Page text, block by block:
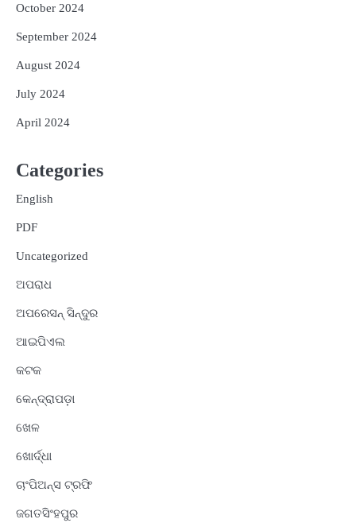
October 2024
September 2024
August 2024
July 2024
April 2024
Categories
English
PDF
Uncategorized
ଅପରାଧ
ଅପରେସନ୍ ସିନ୍ଦୁର
ଆଇପିଏଲ
କଟକ
କେନ୍ଦ୍ରାପଡ଼ା
ଖେଳ
ଖୋର୍ଦ୍ଧା
ଚାଂପିଅନ୍ସ ଟ୍ରଫି
ଜଗତସିଂହପୁର